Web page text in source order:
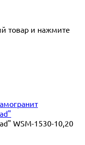
товар и нажмите
WSM-1530-10,20